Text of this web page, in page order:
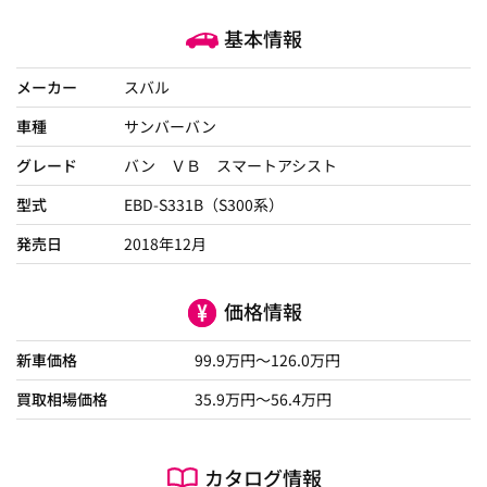
基本情報
メーカー
スバル
車種
サンバーバン
グレード
バン ＶＢ スマートアシスト
型式
EBD-S331B（S300系）
発売日
2018年12月
価格情報
新車価格 99.9万円～126.0万円
買取相場価格
35.9万円〜56.4万円
カタログ情報